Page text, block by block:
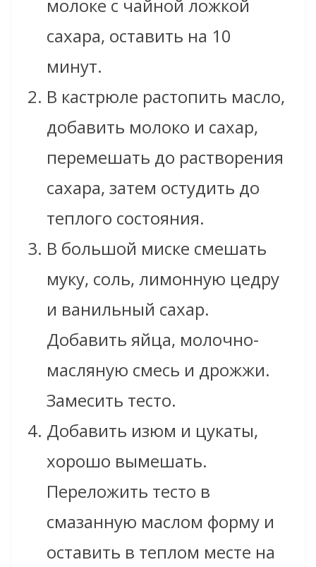
молоке с чайной ложкой
сахара, оставить на 10
минут.
В кастрюле растопить масло,
добавить молоко и сахар,
перемешать до растворения
сахара, затем остудить до
теплого состояния.
В большой миске смешать
муку, соль, лимонную цедру
и ванильный сахар.
Добавить яйца, молочно-
масляную смесь и дрожжи.
Замесить тесто.
Добавить изюм и цукаты,
хорошо вымешать.
Переложить тесто в
смазанную маслом форму и
оставить в теплом месте на